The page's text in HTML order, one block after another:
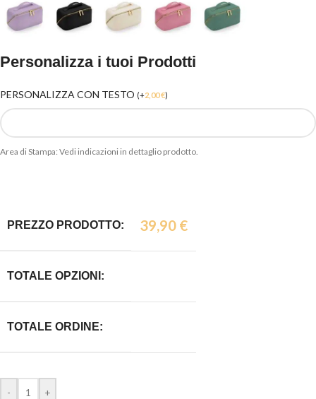
Personalizza i tuoi Prodotti
PERSONALIZZA CON TESTO (+2,00€)
Area di Stampa: Vedi indicazioni in dettaglio prodotto.
PREZZO PRODOTTO: 39,90 €
TOTALE OPZIONI:
TOTALE ORDINE:
- +